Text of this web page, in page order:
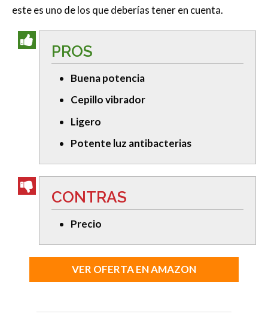
este es uno de los que deberías tener en cuenta.
PROS
Buena potencia
Cepillo vibrador
Ligero
Potente luz antibacterias
CONTRAS
Precio
VER OFERTA EN AMAZON